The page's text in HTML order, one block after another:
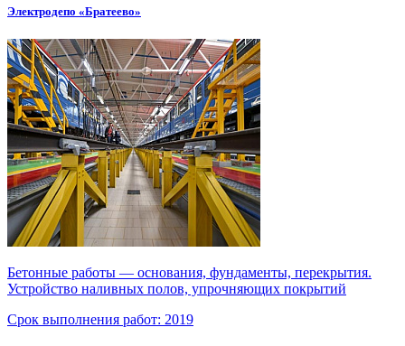
Электродепо «Братеево»
Бетонные работы — основания, фундаменты, перекрытия.
Устройство наливных полов, упрочняющих покрытий
Срок выполнения работ: 2019